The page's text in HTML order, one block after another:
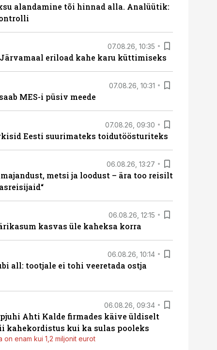
alandamine tõi hinnad alla. Analüütik:
07.08.26, 10:35
eriload kahe karu küttimiseks
07.08.26, 10:31
MES-i püsiv meede
07.08.26, 09:30
Eesti suurimateks toidutöösturiteks
06.08.26, 13:27
metsi ja loodust – ära too reisilt
06.08.26, 12:15
kasvas üle kaheksa korra
06.08.26, 10:14
all: tootjale ei tohi veeretada ostja
06.08.26, 09:34
Ahti Kalde firmades käive üldiselt
kahekordistus kui ka sulas pooleks
on enam kui 1,2 miljonit eurot